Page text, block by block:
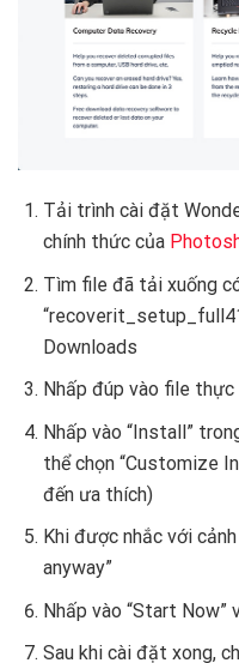
Tải trình cài đặt
chính thức của
Tìm file đã tải xuống
Downloads
Nhấp đúp vào file
Nhấp vào “Install”
thể chọn “Customize
đến ưa thích)
Khi được nhắc với
anyway”
Nhấp vào “Start
Sau khi cài đặt xong,